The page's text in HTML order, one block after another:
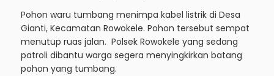
Pohon waru tumbang menimpa kabel listrik di Desa
Gianti, Kecamatan Rowokele. Pohon tersebut sempat
menutup ruas jalan. Polsek Rowokele yang sedang
patroli dibantu warga segera menyingkirkan batang
pohon yang tumbang.